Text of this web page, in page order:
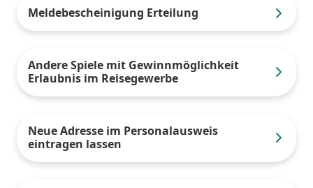
Meldebescheinigung Erteilung
Andere Spiele mit Gewinnmöglichkeit
Erlaubnis im Reisegewerbe
Neue Adresse im Personalausweis
eintragen lassen